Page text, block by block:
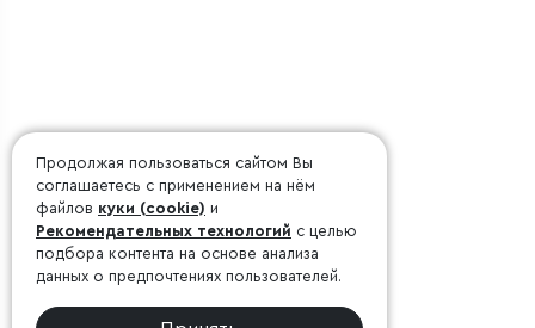
Продолжая пользоваться сайтом Вы
соглашаетесь с применением на нём
файлов куки (cookie) и
Рекомендательных технологий с целью
подбора контента на основе анализа
данных о предпочтениях пользователей.